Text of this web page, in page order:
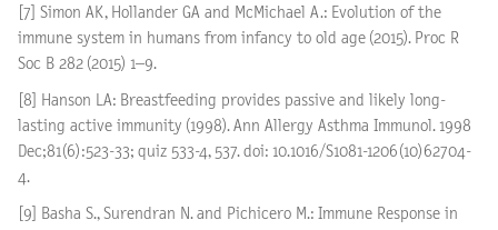
[7] Simon AK, Hollander GA and McMichael A.: Evolution of the
immune system in humans from infancy to old age (2015). Proc R
Soc B 282 (2015) 1–9.
[8] Hanson LA: Breastfeeding provides passive and likely long-
lasting active immunity (1998). Ann Allergy Asthma Immunol. 1998
Dec;81(6):523-33; quiz 533-4, 537. doi: 10.1016/S1081-1206(10)62704-
4.
[9] Basha S., Surendran N. and Pichicero M.: Immune Response in